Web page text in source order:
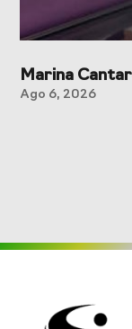
Marina
Ago 6, 2026